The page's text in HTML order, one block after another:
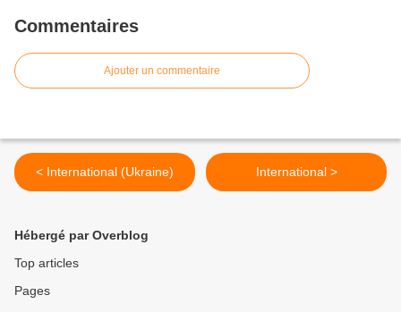
Commentaires
Ajouter un commentaire
< International (Ukraine) International >
Hébergé par Overblog
Top articles
Pages